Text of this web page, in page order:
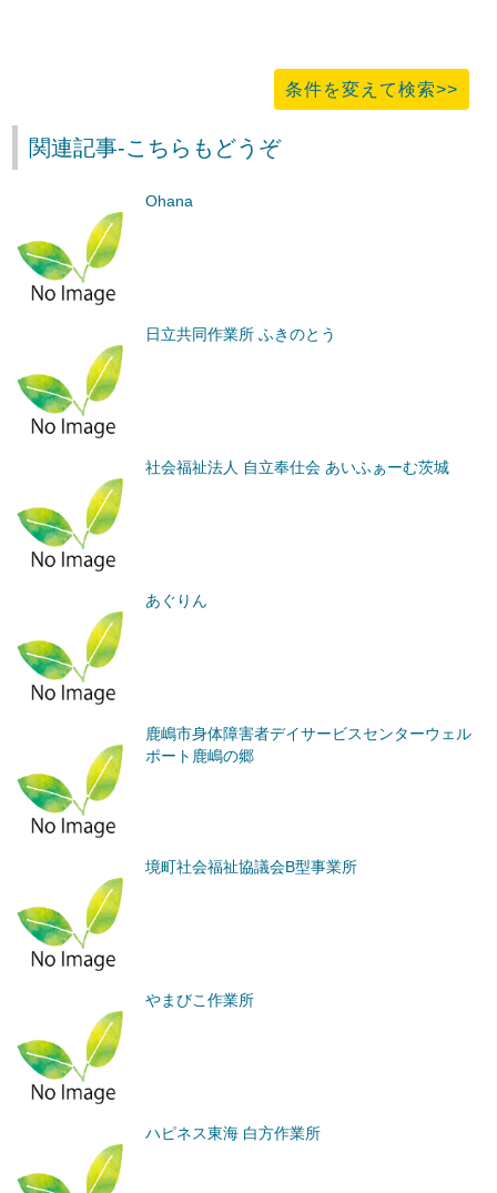
条件を変えて検索>>
関連記事-こちらもどうぞ
Ohana
日立共同作業所 ふきのとう
社会福祉法人 自立奉仕会 あいふぁーむ茨城
あぐりん
鹿嶋市身体障害者デイサービスセンターウェル
ポート鹿嶋の郷
境町社会福祉協議会B型事業所
やまびこ作業所
ハピネス東海 白方作業所